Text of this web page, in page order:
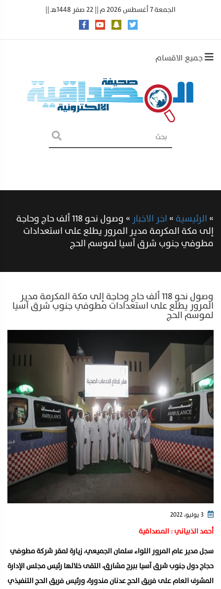
الجمعة 7 أغسطس 2026 م || 22 صفر 1448هـ ||
جميع الاقسام
»الرئيسية»اخر الاخبار »
وصول نحو 118 ألف حاج وحاجة
إلى مكة المكرمة مدير المرور يطلع على استعدادات
مطوفي جنوب شرق آسيا لموسم الحج
وصول نحو 118 ألف حاج وحاجة إلى مكة المكرمة مدير
المرور يطلع على استعدادات مطوفي جنوب شرق آسيا
لموسم الحج
أحمد الذبياني : المصداقية
سجل مدير عام المرور اللواء سلمان الجميعي، زيارة لمقر شركة مطوفي
حجاج دول جنوب شرق آسيا ببرج مشارق، التقى خلالها رئيس مجلس الإدارة
المشرف العام على فريق الحج عدنان مندورة، ورئيس فريق الحج التنفيذي